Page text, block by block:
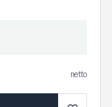
netto